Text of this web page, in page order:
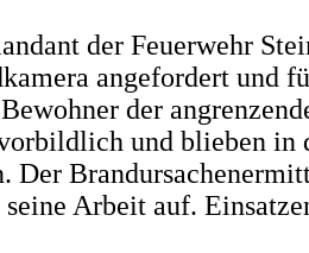
der Feuerwehr
angefordert und
der
und blieben in
Der
Arbeit auf.